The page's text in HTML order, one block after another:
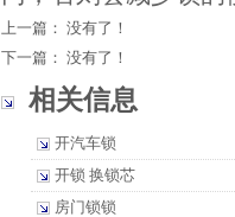
上一篇： 没有了！
下一篇： 没有了！
相关信息
开汽车锁
开锁 换锁芯
房门锁锁